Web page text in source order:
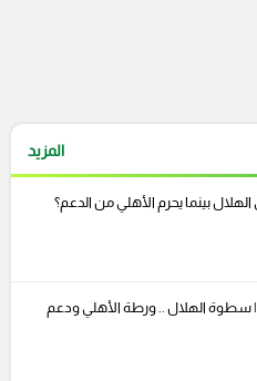
المزيد
الهلال بينما يحرم الأهلي من الدعم؟
| سطوة الهلال .. ورطة الأهلي ودعم